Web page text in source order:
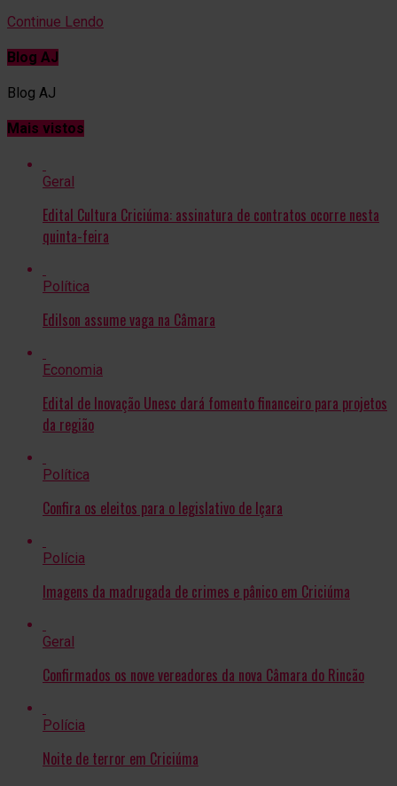
Continue Lendo
Blog AJ
Blog AJ
Mais vistos
Geral
Edital Cultura Criciúma: assinatura de contratos ocorre nesta
quinta-feira
Política
Edilson assume vaga na Câmara
Economia
Edital de Inovação Unesc dará fomento financeiro para projetos
da região
Política
Confira os eleitos para o legislativo de Içara
Polícia
Imagens da madrugada de crimes e pânico em Criciúma
Geral
Confirmados os nove vereadores da nova Câmara do Rincão
Polícia
Noite de terror em Criciúma